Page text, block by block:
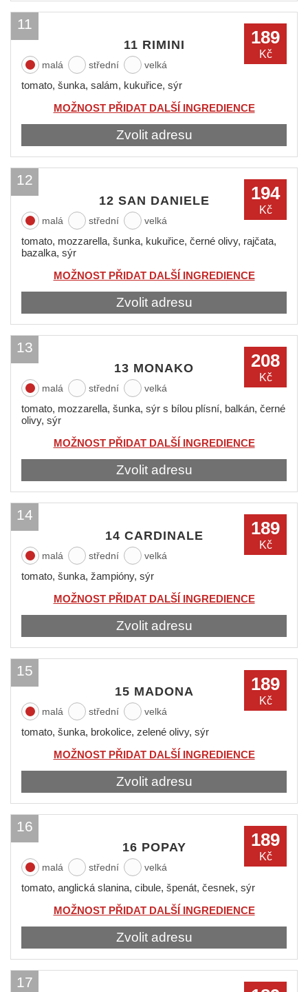
189
Kč
11 RIMINI
malá střední velká
tomato, šunka, salám, kukuřice, sýr
MOŽNOST PŘIDAT DALŠÍ INGREDIENCE
Zvolit adresu
11
194
Kč
12 SAN DANIELE
malá střední velká
tomato, mozzarella, šunka, kukuřice, černé olivy, rajčata,
bazalka, sýr
MOŽNOST PŘIDAT DALŠÍ INGREDIENCE
Zvolit adresu
12
208
Kč
13 MONAKO
malá střední velká
tomato, mozzarella, šunka, sýr s bílou plísní, balkán, černé
olivy, sýr
MOŽNOST PŘIDAT DALŠÍ INGREDIENCE
Zvolit adresu
13
189
Kč
14 CARDINALE
malá střední velká
tomato, šunka, žampióny, sýr
MOŽNOST PŘIDAT DALŠÍ INGREDIENCE
Zvolit adresu
14
189
Kč
15 MADONA
malá střední velká
tomato, šunka, brokolice, zelené olivy, sýr
MOŽNOST PŘIDAT DALŠÍ INGREDIENCE
Zvolit adresu
15
189
Kč
16 POPAY
malá střední velká
tomato, anglická slanina, cibule, špenát, česnek, sýr
MOŽNOST PŘIDAT DALŠÍ INGREDIENCE
Zvolit adresu
16
17